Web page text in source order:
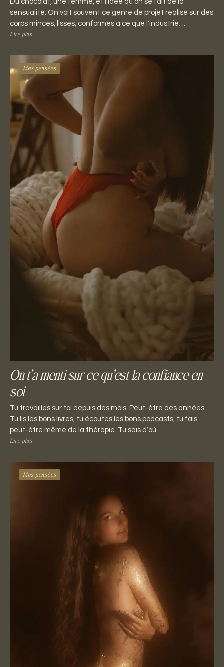
Du chocolat, une femme, et l'idée qu'on se fait de la
sensualité. On voit souvent ce genre de projet réalisé sur des
corps minces, lisses, conformes à ce que l'industrie…
Lire plus
Mes pensées
On t’a menti sur ce qu’est la confiance en
soi
Tu travailles sur toi depuis des mois. Peut-être des années.
Tu lis les bons livres, tu écoutes les bons podcasts, tu fais
peut-être même de la thérapie. Tu sais d’où…
Lire plus
Mes pensées